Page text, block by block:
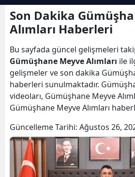
Bilecik
Bitlis
Bolu
Son Dakika
Alımları Haberleri
Bu sayfada güncel gelişmeleri
Gümüşhane Meyve Alımları ile
gelişmeler ve son dakika
haberleri sunulmaktadır.
videoları, Gümüşhane Meyve
Gümüşhane Meyve Alımları
Güncelleme Tarihi: Ağustos 26,